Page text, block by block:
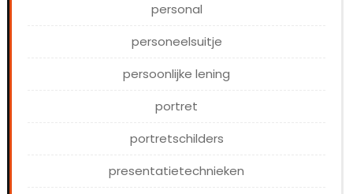
personal
personeelsuitje
persoonlijke lening
portret
portretschilders
presentatietechnieken